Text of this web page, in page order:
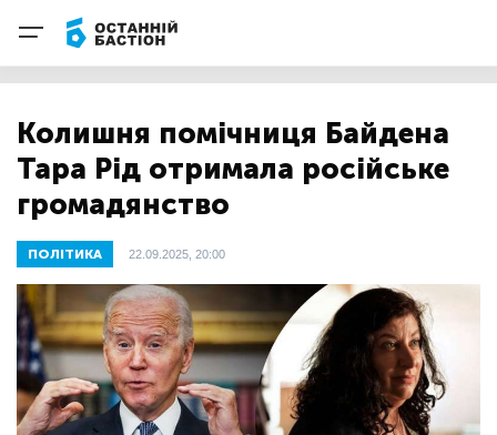
Колишня помічниця Байдена
Тара Рід отримала російське
громадянство
ПОЛІТИКА 22.09.2025, 20:00